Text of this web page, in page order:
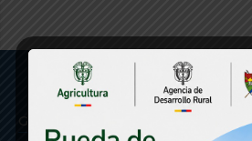
Gobernación de Arauca